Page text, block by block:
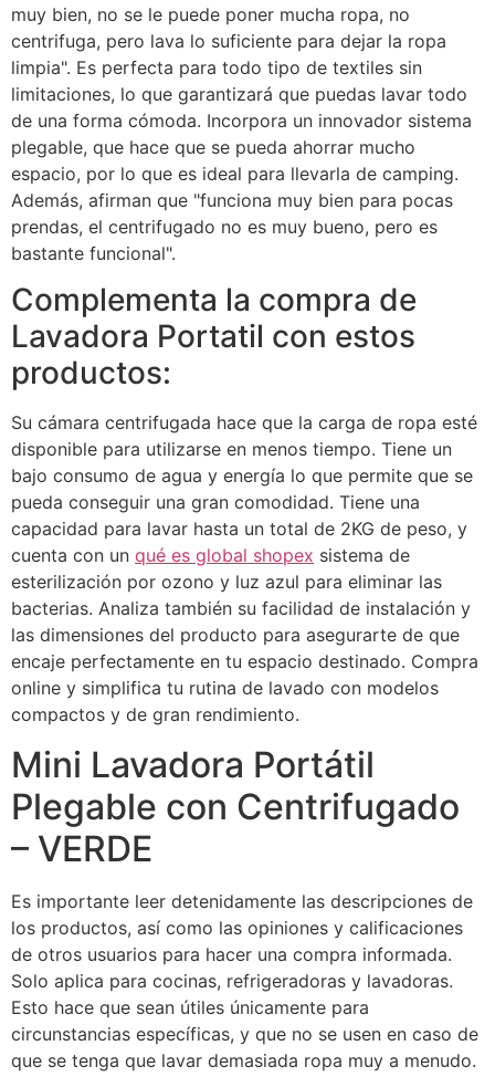
muy bien, no se le puede poner mucha ropa, no
centrifuga, pero lava lo suficiente para dejar la ropa
limpia". Es perfecta para todo tipo de textiles sin
limitaciones, lo que garantizará que puedas lavar todo
de una forma cómoda. Incorpora un innovador sistema
plegable, que hace que se pueda ahorrar mucho
espacio, por lo que es ideal para llevarla de camping.
Además, afirman que "funciona muy bien para pocas
prendas, el centrifugado no es muy bueno, pero es
bastante funcional".
Complementa la compra de
Lavadora Portatil con estos
productos:
Su cámara centrifugada hace que la carga de ropa esté
disponible para utilizarse en menos tiempo. Tiene un
bajo consumo de agua y energía lo que permite que se
pueda conseguir una gran comodidad. Tiene una
capacidad para lavar hasta un total de 2KG de peso, y
cuenta con un qué es global shopex sistema de
esterilización por ozono y luz azul para eliminar las
bacterias. Analiza también su facilidad de instalación y
las dimensiones del producto para asegurarte de que
encaje perfectamente en tu espacio destinado. Compra
online y simplifica tu rutina de lavado con modelos
compactos y de gran rendimiento.
Mini Lavadora Portátil
Plegable con Centrifugado
– VERDE
Es importante leer detenidamente las descripciones de
los productos, así como las opiniones y calificaciones
de otros usuarios para hacer una compra informada.
Solo aplica para cocinas, refrigeradoras y lavadoras.
Esto hace que sean útiles únicamente para
circunstancias específicas, y que no se usen en caso de
que se tenga que lavar demasiada ropa muy a menudo.